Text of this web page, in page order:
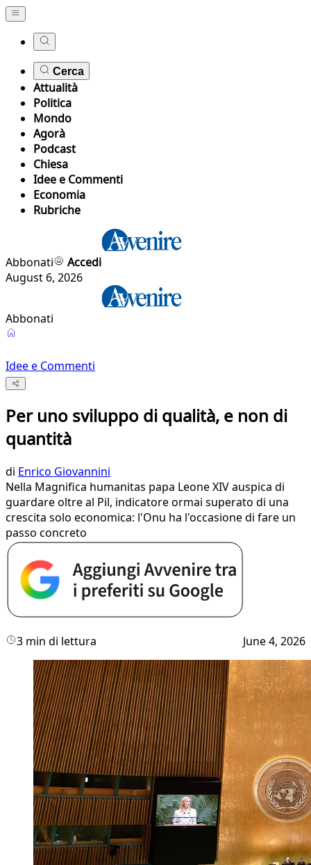
Cerca
Attualità
Politica
Mondo
Agorà
Podcast
Chiesa
Idee e Commenti
Economia
Rubriche
Abbonati
Accedi
August 6, 2026
Abbonati
Idee e Commenti
Per uno sviluppo di qualità, e non di
quantità
di Enrico Giovannini
Nella Magnifica humanitas papa Leone XIV auspica di
guardare oltre al Pil, indicatore ormai superato di una
crescita solo economica: l'Onu ha l'occasione di fare un
passo concreto
3 min di lettura June 4, 2026